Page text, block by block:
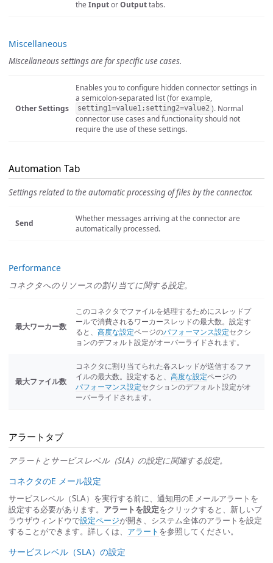
the InputorOutputtabs.
Miscellaneous
Miscellaneous settings are for specific use cases.
Other Settings
Enables you to configure hidden connector settings in
a semicolon-separated list (for example,
setting1=value1;setting2=value2 ). Normal
connector use cases and functionality should not
require the use of these settings.
Automation Tab
Settings related to the automatic processing of files by the connector.
Send
Whether messages arriving at the connector are
automatically processed.
Performance
コネクタへのリソースの割り当てに関する設定。
最大ワーカー数
このコネクタでファイルを処理するためにスレッドプ
ールで消費されるワーカースレッドの最大数。設定す
ると、 高度な設定ページのパフォーマンス設定セクシ
ョンのデフォルト設定がオーバーライドされます。
最大ファイル数
コネクタに割り当てられた各スレッドが送信するファ
イルの最大数。設定すると、 高度な設定ページの
パフォーマンス設定セクションのデフォルト設定がオ
ーバーライドされます。
アラートタブ
アラートとサービスレベル（SLA）の設定に関連する設定。
コネクタのE メール設定
サービスレベル（SLA）を実行する前に、通知用のE メールアラートを
設定する必要があります。 アラートを設定をクリックすると、新しいブ
ラウザウィンドウで設定ページが開き、システム全体のアラートを設定
することができます。詳しくは、 アラート を参照してください。
サービスレベル（SLA）の設定